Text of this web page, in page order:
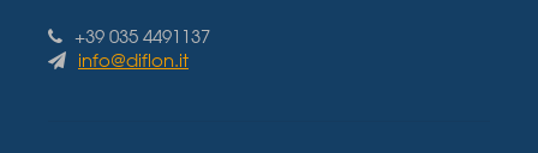
+39 035 4491137
info@diflon.it